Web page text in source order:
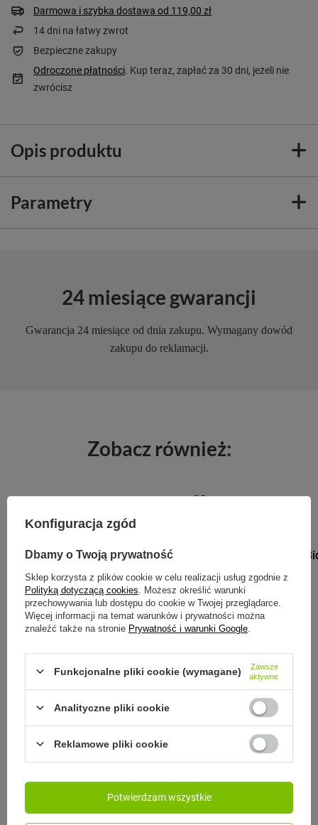
Darmowa i szybka dostawa od 119,00 zł
14dni na łatwy zwrot
Bezpieczne zakupy
Odroczone płatności. Kup teraz, zapłać za 30 dni, jeżeli nie
zwrócisz
Opis produktu
Parametry
24 miesiące gwarancji
Gwarancja 24 miesiące od dnia zakupu. Wymagany dowód
zakupu do reklamacji.
Zobacz również:
B.BOX
69,00 zł / szt.
Rex London
42,00 zł
Zobacz inne produkty tego
Konfiguracja zgód
Dbamy o Twoją prywatność
Sklep korzysta z plików cookie w celu realizacji usług zgodnie z
Polityką dotyczącą cookies . Możesz określić warunki
przechowywania lub dostępu do cookie w Twojej przeglądarce.
Więcej informacji na temat warunków i prywatności można
znaleźć także na stronie Prywatność i warunki Google
Funkcjonalne pliki cookie (wymagane)
Zawsze
aktywne
Analityczne pliki cookie
Reklamowe pliki cookie
Potwierdzam wszystkie